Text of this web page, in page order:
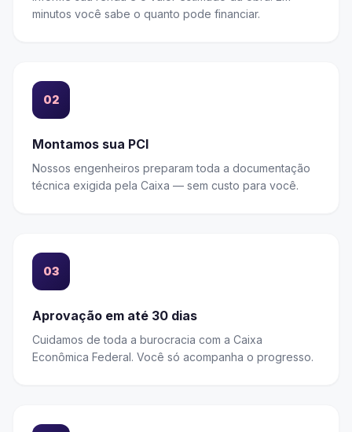
minutos você sabe o quanto pode financiar.
02
Montamos sua PCI
Nossos engenheiros preparam toda a documentação
técnica exigida pela Caixa — sem custo para você.
03
Aprovação em até 30 dias
Cuidamos de toda a burocracia com a Caixa
Econômica Federal. Você só acompanha o progresso.